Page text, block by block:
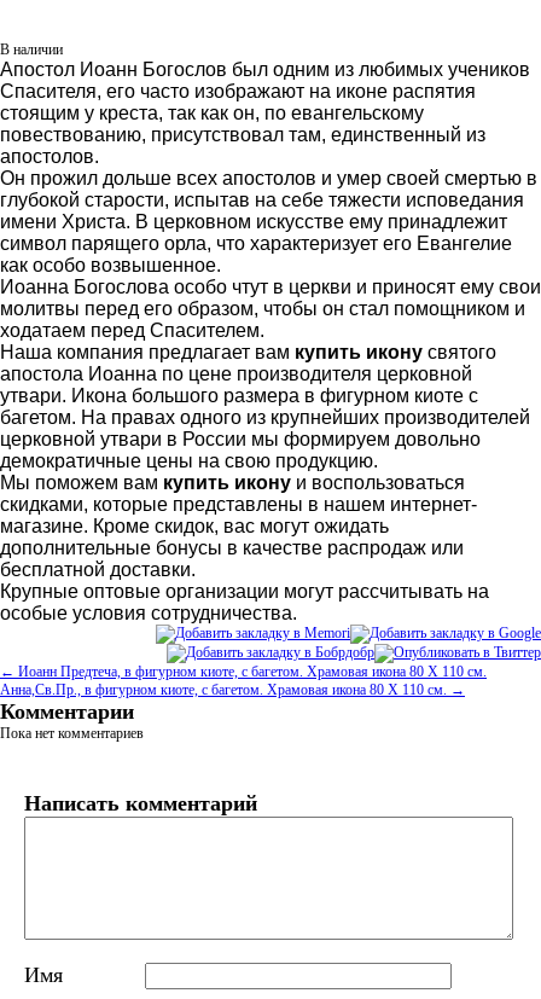
В наличии
Апостол Иоанн Богослов был одним из любимых учеников
Спасителя, его часто изображают на иконе распятия
стоящим у креста, так как он, по евангельскому
повествованию, присутствовал там, единственный из
апостолов.
Он прожил дольше всех апостолов и умер своей смертью в
глубокой старости, испытав на себе тяжести исповедания
имени Христа. В церковном искусстве ему принадлежит
символ парящего орла, что характеризует его Евангелие
как особо возвышенное.
Иоанна Богослова особо чтут в церкви и приносят ему свои
молитвы перед его образом, чтобы он стал помощником и
ходатаем перед Спасителем.
Наша компания предлагает вам купить икону святого
апостола Иоанна по цене производителя церковной
утвари. Икона большого размера в фигурном киоте с
багетом. На правах одного из крупнейших производителей
церковной утвари в России мы формируем довольно
демократичные цены на свою продукцию.
Мы поможем вам купить икону и воспользоваться
скидками, которые представлены в нашем интернет-
магазине. Кроме скидок, вас могут ожидать
дополнительные бонусы в качестве распродаж или
бесплатной доставки.
Крупные оптовые организации могут рассчитывать на
особые условия сотрудничества.
← Иоанн Предтеча, в фигурном киоте, с багетом. Храмовая икона 80 Х 110 см.
Анна,Св.Пр., в фигурном киоте, с багетом. Храмовая икона 80 Х 110 см. →
Комментарии
Пока нет комментариев
Написать комментарий
Имя